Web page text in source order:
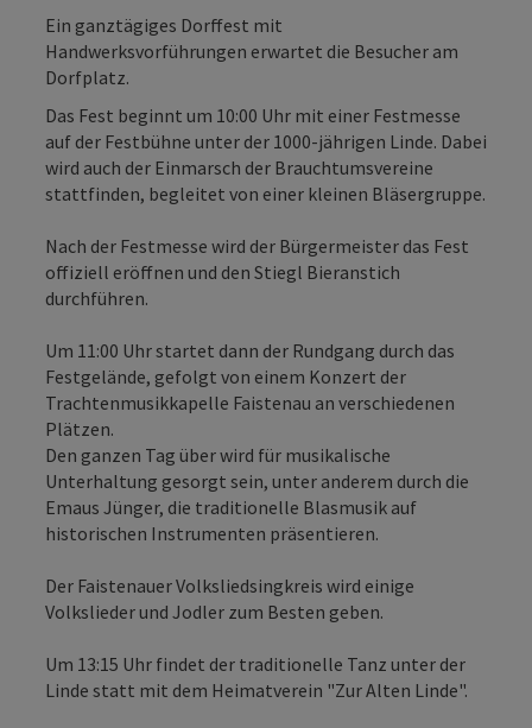
Ein ganztägiges Dorffest mit
Handwerksvorführungen erwartet die Besucher am
Dorfplatz.
Das Fest beginnt um 10:00 Uhr mit einer Festmesse
auf der Festbühne unter der 1000-jährigen Linde. Dabei
wird auch der Einmarsch der Brauchtumsvereine
stattfinden, begleitet von einer kleinen Bläsergruppe.
Nach der Festmesse wird der Bürgermeister das Fest
offiziell eröffnen und den Stiegl Bieranstich
durchführen.
Um 11:00 Uhr startet dann der Rundgang durch das
Festgelände, gefolgt von einem Konzert der
Trachtenmusikkapelle Faistenau an verschiedenen
Plätzen.
Den ganzen Tag über wird für musikalische
Unterhaltung gesorgt sein, unter anderem durch die
Emaus Jünger, die traditionelle Blasmusik auf
historischen Instrumenten präsentieren.
Der Faistenauer Volksliedsingkreis wird einige
Volkslieder und Jodler zum Besten geben.
Um 13:15 Uhr findet der traditionelle Tanz unter der
Linde statt mit dem Heimatverein "Zur Alten Linde".